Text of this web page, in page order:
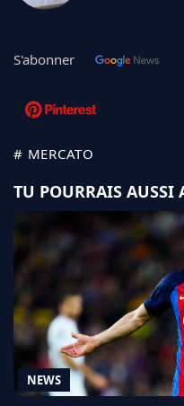
S'abonner
# MERCATO
TU POURRAIS AUSSI
NEWS